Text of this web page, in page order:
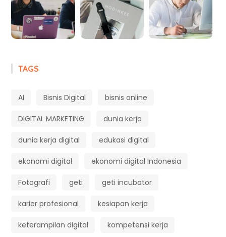
TAGS
AI Bisnis Digital bisnis online
DIGITAL MARKETING dunia kerja
dunia kerja digital edukasi digital
ekonomi digital ekonomi digital Indonesia
Fotografi geti geti incubator
karier profesional kesiapan kerja
keterampilan digital kompetensi kerja